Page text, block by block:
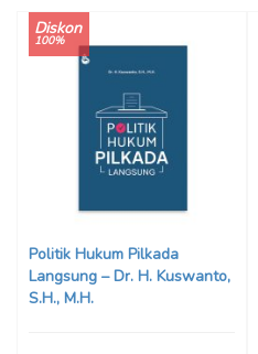
Diskon
100%
Politik Hukum Pilkada
Langsung – Dr. H. Kuswanto,
S.H., M.H.